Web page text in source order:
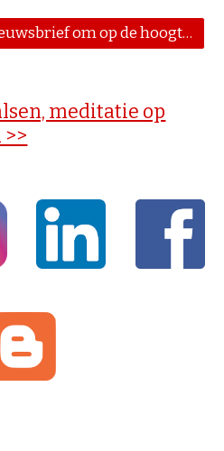
Meld je aan voor de nieuwsbrief om op de hoogte gehouden te worden
meditatie op